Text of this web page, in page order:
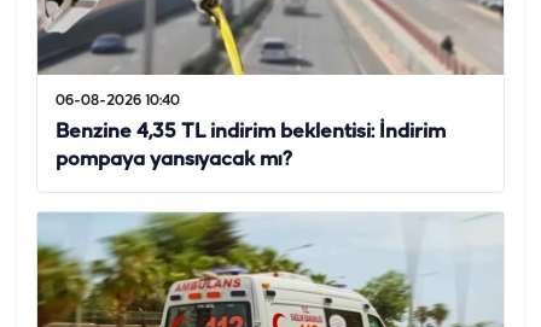
06-08-2026 10:40
Benzine 4,35 TL indirim beklentisi: İndirim
pompaya yansıyacak mı?